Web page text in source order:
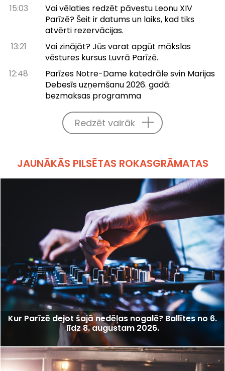
15:03
Vai vēlaties redzēt pāvestu Leonu XIV
Parīzē? Šeit ir datums un laiks, kad tiks
atvērti rezervācijas.
13:21
Vai zinājāt? Jūs varat apgūt mākslas
vēstures kursus Luvrā Parīzē.
12:48
Parīzes Notre-Dame katedrāle svin Marijas
Debesīs uzņemšanu 2026. gadā:
bezmaksas programma
Redzēt vairāk
JAUNĀKĀS PILSĒTAS ROKASGRĀMATAS
Kur Parīzē dejot šajā nedēļas nogalē? Ballītes no 6.
līdz 8. augustam 2026.